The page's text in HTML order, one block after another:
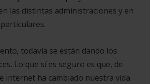
las distintas administraciones y en
todavía se están dando los
Lo que sí es seguro es que, de
internet ha cambiado nuestra vida